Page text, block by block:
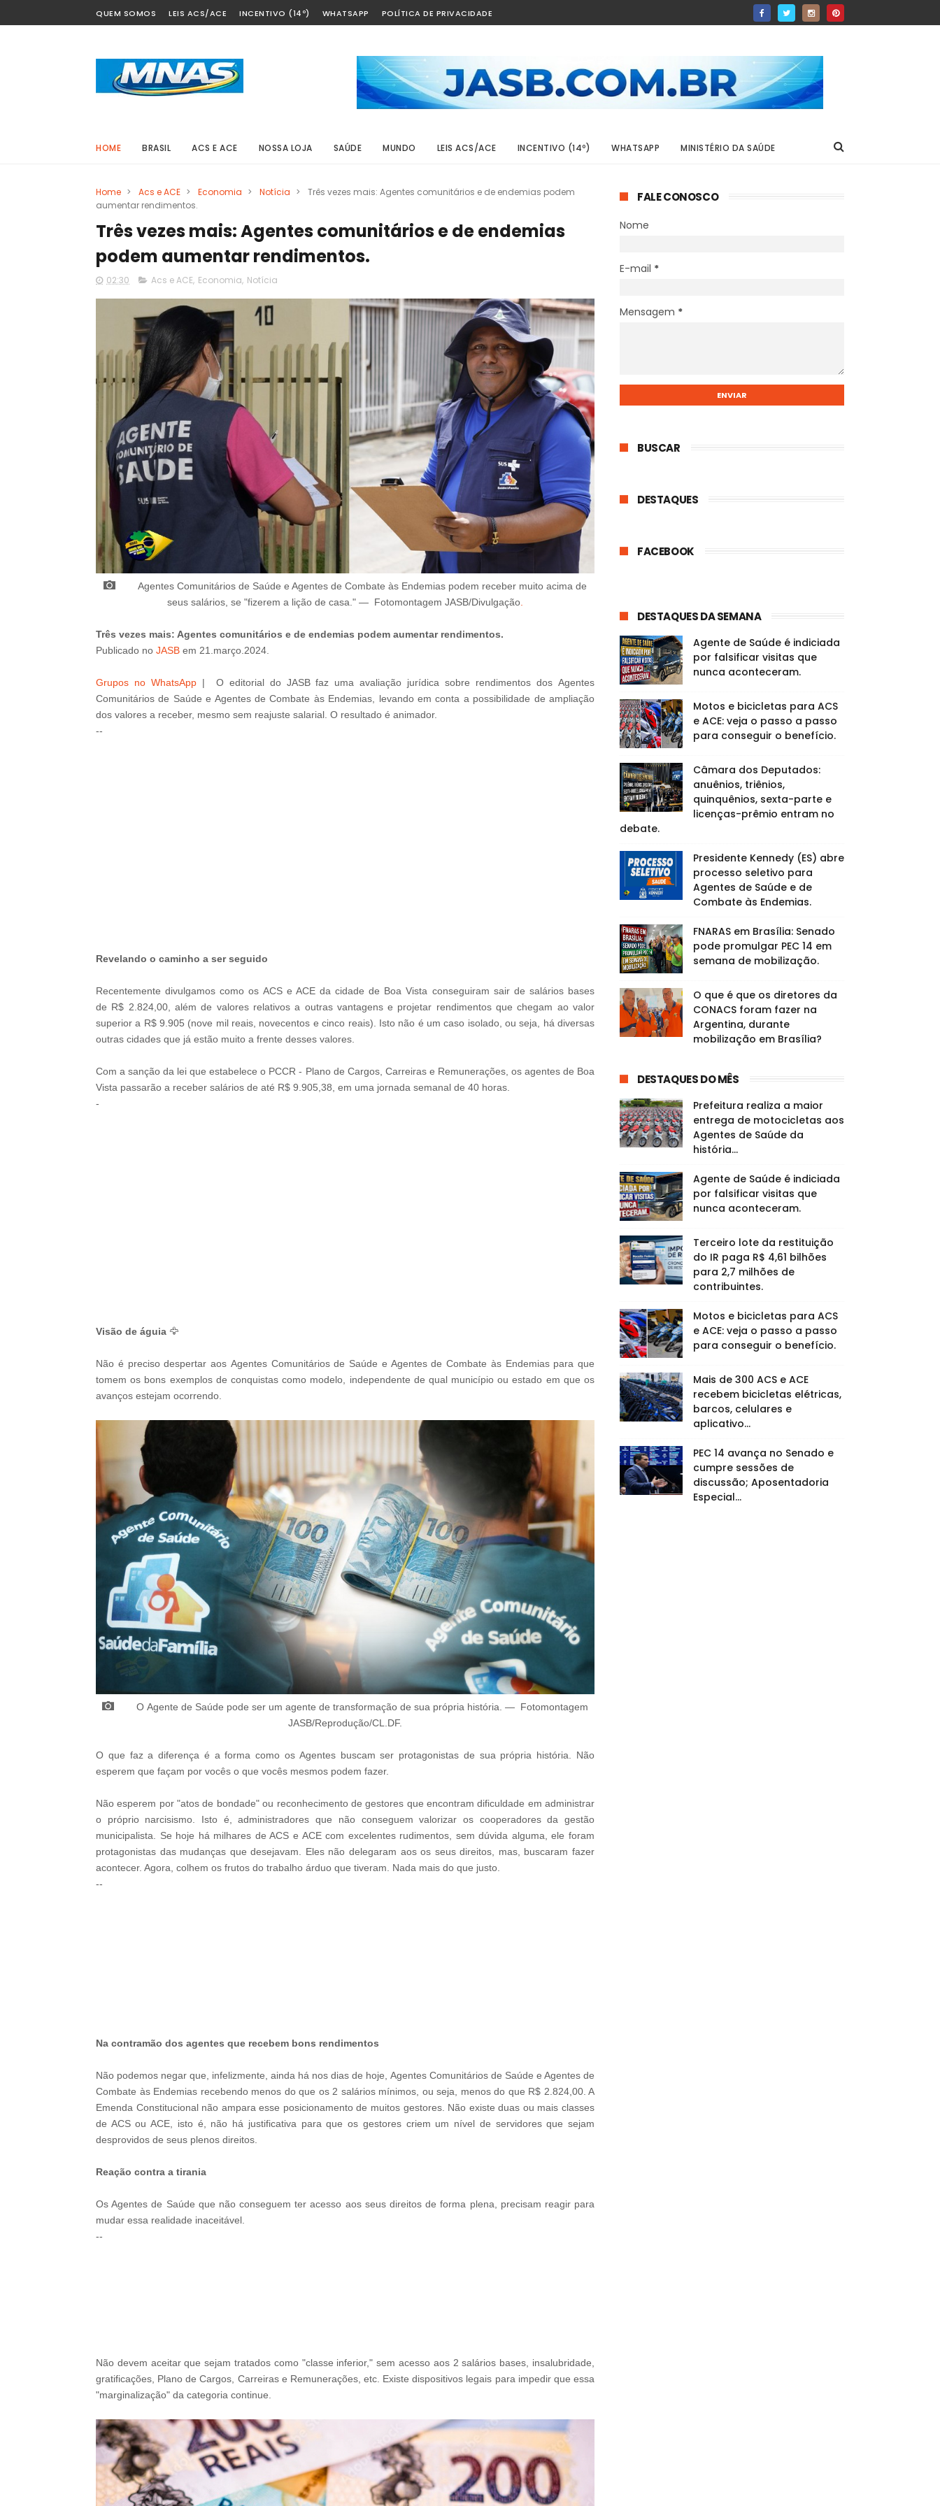
QUEM SOMOS LEIS ACS/ACE INCENTIVO (14º) WHATSAPP POLÍTICA DE PRIVACIDADE
HOME BRASIL ACS E ACE NOSSA LOJA SAÚDE MUNDO LEIS ACS/ACE INCENTIVO (14º) WHATSAPP MINISTÉRIO DA SAÚDE
Home > Acs e ACE > Economia > Notícia >
Três vezes mais: Agentes comunitários e de endemias podem
aumentar rendimentos.
Três vezes mais: Agentes comunitários e de endemias
podem aumentar rendimentos.
02:30 Acs e ACE, Economia, Notícia
Agentes Comunitários de Saúde e Agentes de Combate às Endemias podem receber muito acima de
seus salários, se "fizerem a lição de casa."— Fotomontagem JASB/Divulgação
Três vezes mais: Agentes comunitários e de endemias podem aumentar rendimentos.
Publicado no JASB em 21 .março .2024
Grupos no WhatsApp | O editorial do JASB faz uma avaliação jurídica sobre rendimentos dosAgentes
Comunitários de Saúde e Agentes de Combate às Endemias , levando em conta a possibilidade de ampliação
dos valores a receber, mesmo sem reajuste salarial. O resultado é animador.
--
Revelando o caminho a ser seguido
Recentemente divulgamos como os ACS e ACE da cidade de Boa Vista conseguiram sair de salários bases
de R$ 2.824,00, além de valores relativos a outras vantagens e projetar rendimentos que chegam ao valor
superior a R$ 9.905 (nove mil reais, novecentos e cinco reais). Isto não é um caso isolado, ou seja, há diversas
outras cidades que já estão muito a frente desses valores.
Com a sanção da lei que estabelece o PCCR - Plano de Cargos, Carreiras e Remunerações, os agentes de Boa
Vista passarão a receber salários de até R$ 9.905,38, em uma jornada semanal de 40 horas.
-
Visão de águia 🦅
Não é preciso despertar aos Agentes Comunitários de Saúde e Agentes de Combate às Endemias para que
tomem os bons exemplos de conquistas como modelo, independente de qual município ou estado em que os
avanços estejam ocorrendo.
OAgente de Saúde pode ser um agente de transformação de sua própria história.— Fotomontagem
JASB/Reprodução/CL.DF.
O que faz a diferença é a forma como os Agentes buscam ser protagonistas de sua própria história. Não
esperem que façam por vocês o que vocês mesmos podem fazer.
Não esperem por "atos de bondade" ou reconhecimento de gestores que encontram dificuldade em administrar
o próprio narcisismo. Isto é, administradores que não conseguem valorizar os cooperadores da gestão
municipalista. Se hoje há milhares de ACS e ACE com excelentes rudimentos, sem dúvida alguma, ele foram
protagonistas das mudanças que desejavam. Eles não delegaram aos os seus direitos, mas, buscaram fazer
acontecer. Agora, colhem os frutos do trabalho árduo que tiveram. Nada mais do que justo.
--
Na contramão dos agentes que recebem bons rendimentos
Não podemos negar que, infelizmente, ainda há nos dias de hoje,Agentes Comunitários de Saúde e Agentes de
Combate às Endemias recebendo menos do que os 2 salários mínimos, ou seja, menos do que R$ 2.824,00. A
Emenda Constitucional não ampara esse posicionamento de muitos gestores. Não existe duas ou mais classes
de ACS ou ACE, isto é, não há justificativa para que os gestores criem um nível de servidores que sejam
desprovidos de seus plenos direitos.
Reação contra a tirania
Os Agentes de Saúde que não conseguem ter acesso aos seus direitos de forma plena, precisam reagir para
mudar essa realidade inaceitável.
--
Não devem aceitar que sejam tratados como "classe inferior," sem acesso aos 2 salários bases, insalubridade,
gratificações, Plano de Cargos, Carreiras e Remunerações, etc. Existe dispositivos legais para impedir que essa
"marginalização" da categoria continue.
FALE CONOSCO
Nome
E-mail *
Mensagem *
BUSCAR
DESTAQUES
FACEBOOK
DESTAQUES DA SEMANA
Agente de Saúde é indiciada
por falsificar visitas que
nunca aconteceram.
Motos e bicicletas para ACS
e ACE: veja o passo a passo
para conseguir o benefício.
Câmara dos Deputados:
anuênios, triênios,
quinquênios, sexta-parte e
licenças-prêmio entram no
debate.
Presidente Kennedy (ES) abre
processo seletivo para
Agentes de Saúde e de
Combate às Endemias.
FNARAS em Brasília: Senado
pode promulgar PEC 14 em
semana de mobilização.
O que é que os diretores da
CONACS foram fazer na
Argentina, durante
mobilização em Brasília?
DESTAQUES DO MÊS
Prefeitura realiza a maior
entrega de motocicletas aos
Agentes de Saúde da
história...
Agente de Saúde é indiciada
por falsificar visitas que
nunca aconteceram.
Terceiro lote da restituição
do IR paga R$ 4,61 bilhões
para 2,7 milhões de
contribuintes.
Motos e bicicletas para ACS
e ACE: veja o passo a passo
para conseguir o benefício.
Mais de 300 ACS e ACE
recebem bicicletas elétricas,
barcos, celulares e
aplicativo...
PEC 14 avança no Senado e
cumpre sessões de
discussão; Aposentadoria
Especial...